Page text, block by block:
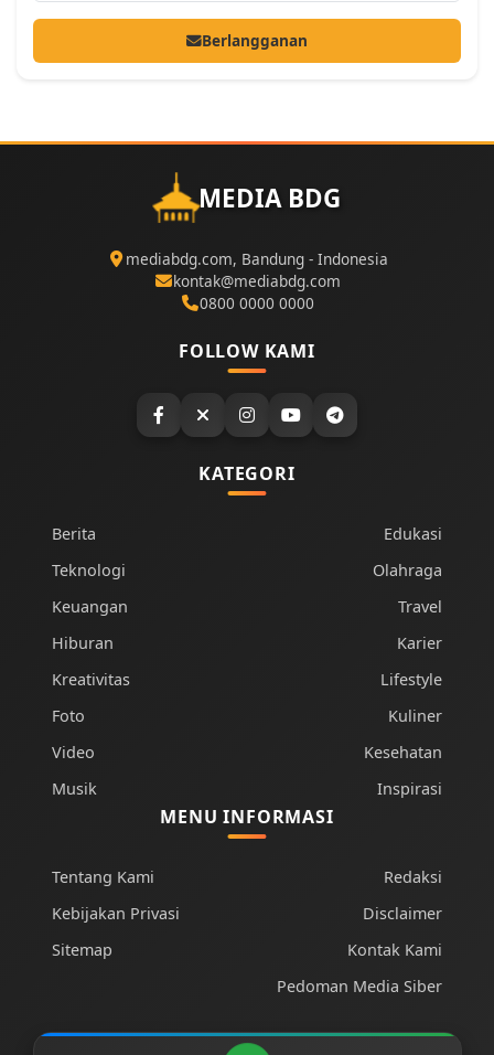
Berlangganan
MEDIA BDG
mediabdg.com, Bandung - Indonesia
kontak@mediabdg.com
0800 0000 0000
FOLLOW KAMI
KATEGORI
Berita
Teknologi
Keuangan
Hiburan
Kreativitas
Foto
Video
Musik
Edukasi
Olahraga
Travel
Karier
Lifestyle
Kuliner
Kesehatan
Inspirasi
MENU INFORMASI
Tentang Kami
Kebijakan Privasi
Sitemap
Redaksi
Disclaimer
Kontak Kami
Pedoman Media Siber